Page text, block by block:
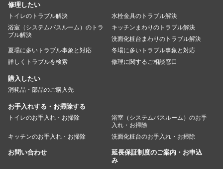
修理したい
トイレのトラブル解決
水栓金具のトラブル解決
浴室（システムバスルーム）のトラ
ブル解決
キッチンまわりのトラブル解決
洗面化粧台まわりのトラブル解決
夏場に多いトラブル事象と対応
冬場に多いトラブル事象と対応
詳しくトラブルを検索
修理に関するご相談窓口
購入したい
消耗品・部品のご購入先
お手入れする・お掃除する
トイレのお手入れ・お掃除
浴室（システムバスルーム）のお手
入れ・お掃除
キッチンのお手入れ・お掃除
洗面化粧台のお手入れ・お掃除
お問い合わせ
延長保証制度のご案内・お申込
み